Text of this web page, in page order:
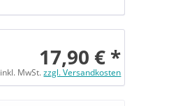
17,90 € *
inkl. MwSt.zzgl. Versandkosten